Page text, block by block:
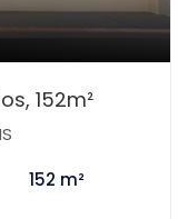
152m²
152 m²